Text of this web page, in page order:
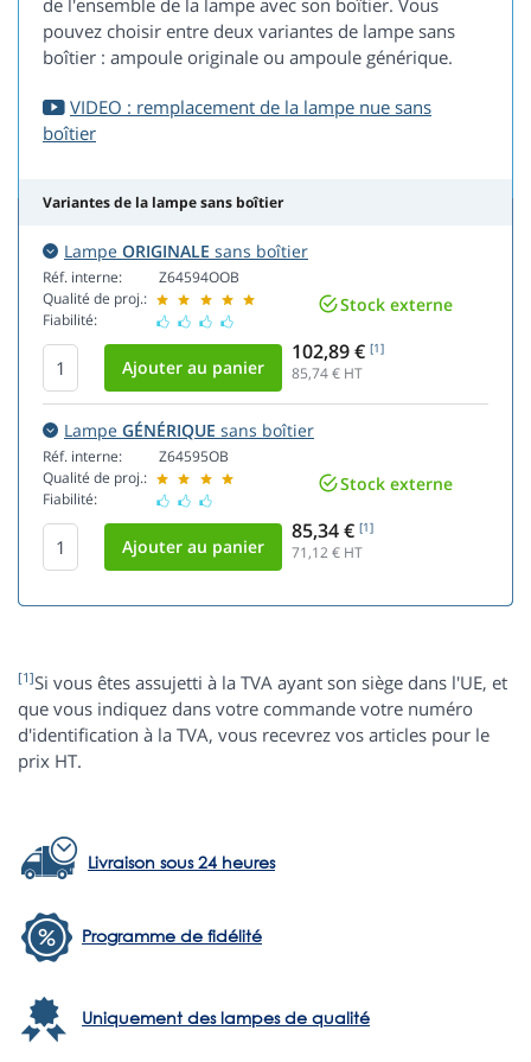
de l'ensemble de la lampe avec son boîtier. Vous
pouvez choisir entre deux variantes de lampe sans
boîtier : ampoule originale ou ampoule générique.
VIDEO : remplacement de la lampe nue sans
boîtier
Variantes de la lampe sans boîtier
Lampe ORIGINALE sans boîtier
Réf. interne:
Qualité de proj.:
Fiabilité:
Z64594OOB
Stock externe
102,89 € [1]
85,74€ HT
Lampe GÉNÉRIQUE sans boîtier
Réf. interne:
Qualité de proj.:
Fiabilité:
Z64595OB
Stock externe
85,34 € [1]
71,12€ HT
[1]Si vous êtes assujetti à la TVA ayant son siège dans l'UE, et
que vous indiquez dans votre commande votre numéro
d'identification à la TVA, vous recevrez vos articles pour le
prix HT.
Livraison sous 24 heures
Programme de fidélité
Uniquement des lampes de qualité